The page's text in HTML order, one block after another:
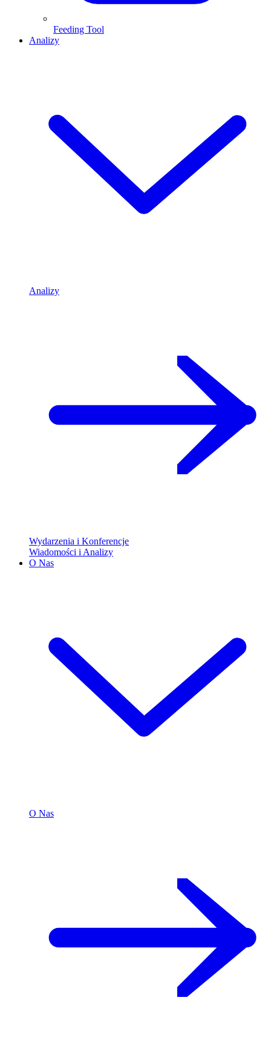
Feeding Tool
Analizy
Analizy
Wydarzenia i Konferencje
Wiadomości i Analizy
O Nas
O Nas